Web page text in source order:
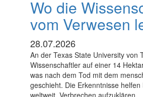
Wo die
vom Verwesen
28.07.2026
An der Texas State University von
Wissenschaftler auf einer 14
was nach dem Tod mit dem
geschieht. Die Erkenntnisse helfen
weltweit, Verbrechen aufzuklären.